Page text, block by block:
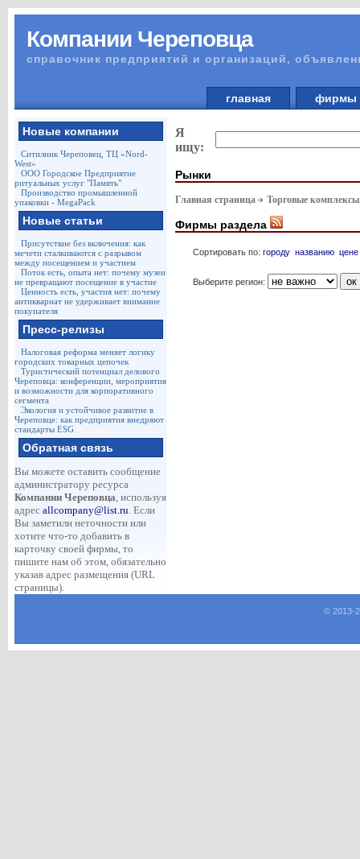
Компании Череповца
справочник предприятий и организаций,
главная
Новые компании
Ситилинк Череповец, ТЦ «Nord-
West»
ООО Городское Предприятие
ритуальных услуг "Память"
Производство промышленной
упаковки - MegaPack
Новые статьи
Присутствие без включения: как
мечети сталкиваются с разрывом
между посещением и участием
Поток есть, опыта нет: почему музеи
не превращают посещение в участие
Ценность есть, участия нет: почему
антиквариат не удерживает внимание
покупателя
Пресс-релизы
Налоговая реформа меняет логику
городских товарных цепочек
Туристический потенциал делового
Череповца: конференции, мероприятия
и возможности для корпоративного
сегмента
Экология и устойчивое развитие в
Череповце: как предприятия внедряют
стандарты ESG
Обратная связь
Вы можете оставить сообщение
администратору ресурса
Компании Череповца, используя
адрес allcompany@list.ru. Если
Вы заметили неточности или
хотите что-то добавить в
карточку своей фирмы, то
пишите нам об этом, обязательно
указав адрес размещения (URL
страницы).
Я
ищу:
Рынки
Главная страница Торговые
Фирмы раздела
Сортировать по: городу названию цене
Выберите регион:
© 2013-